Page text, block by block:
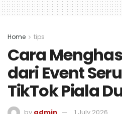
Home tips
Cara
dari Event
TikTok Piala
by admin 1 July 2026